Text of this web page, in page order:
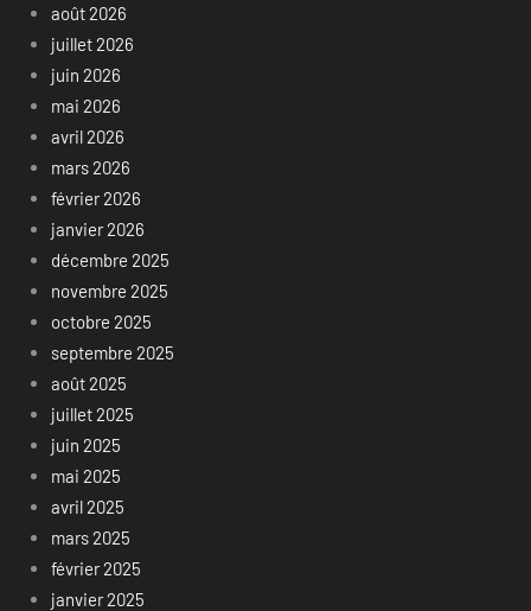
août 2026
juillet 2026
juin 2026
mai 2026
avril 2026
mars 2026
février 2026
janvier 2026
décembre 2025
novembre 2025
octobre 2025
septembre 2025
août 2025
juillet 2025
juin 2025
mai 2025
avril 2025
mars 2025
février 2025
janvier 2025